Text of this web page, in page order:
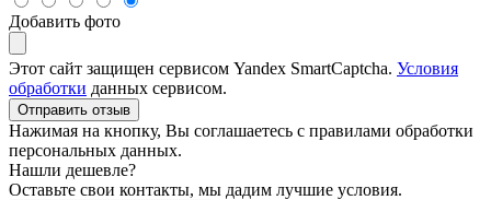
Добавить фото
Этот сайт защищен сервисом Yandex SmartCaptcha. Условия
обработки данных сервисом.
Отправить отзыв
Нажимая на кнопку, Вы соглашаетесь с правилами обработки
персональных данных.
Нашли дешевле?
Оставьте свои контакты, мы дадим лучшие условия.